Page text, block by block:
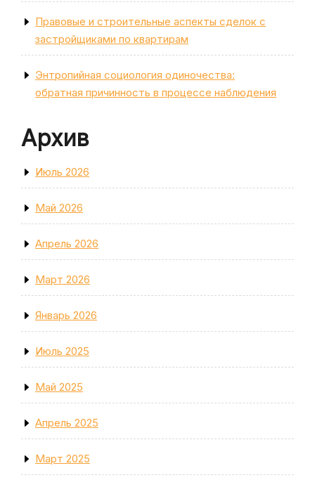
Правовые и строительные аспекты сделок с
застройщиками по квартирам
Энтропийная социология одиночества:
обратная причинность в процессе наблюдения
Архив
Июль 2026
Май 2026
Апрель 2026
Март 2026
Январь 2026
Июль 2025
Май 2025
Апрель 2025
Март 2025